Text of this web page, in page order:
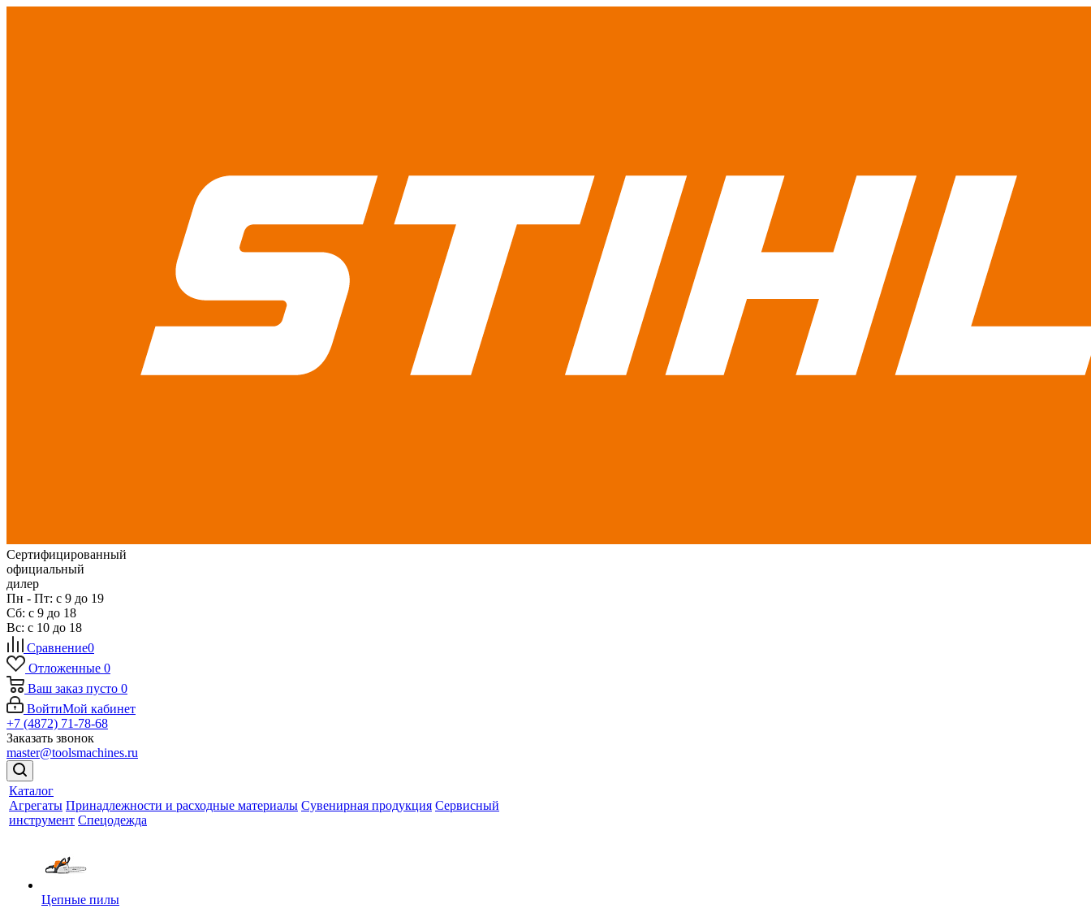
Сертифицированный
официальный
дилер
Пн - Пт: с 9 до 19
Сб: с 9 до 18
Вс: с 10 до 18
Сравнение0
Отложенные 0
Ваш заказ пусто 0
ВойтиМой кабинет
+7 (4872) 71-78-68
Заказать звонок
master@toolsmachines.ru
Каталог
Агрегаты Принадлежности и расходные материалы Сувенирная продукция Сервисный
инструмент Спецодежда
Цепные пилы